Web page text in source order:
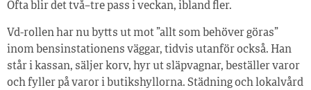
Ofta blir det två–tre pass i veckan, ibland fler.
Vd-rollen har nu bytts ut mot ”allt som behöver göras”
inom bensinstationens väggar, tidvis utanför också. Han
står i kassan, säljer korv, hyr ut släpvagnar, beställer varor
och fyller på varor i butikshyllorna. Städning och lokalvård